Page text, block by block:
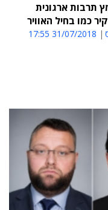
תרבות ארגונית
כמו בחיל האוויר
31/07/2018 17:55